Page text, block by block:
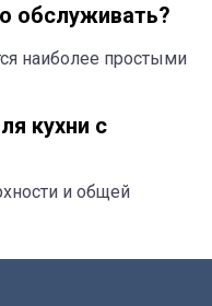
обслуживать?
наиболее простыми
кухни с
и общей